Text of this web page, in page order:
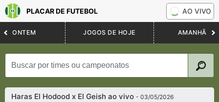
PLACAR DE FUTEBOL AO VIVO
ONTEM JOGOS DE HOJE AMANHÃ
Haras El Hodood x El Geish ao vivo- 03/05/2026